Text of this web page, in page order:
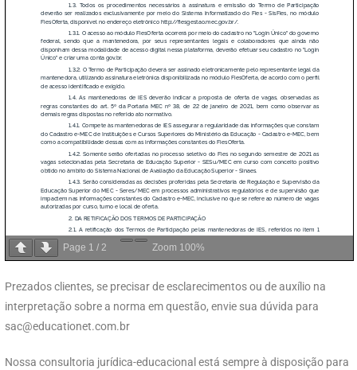
Page 1 / 2 Zoom 100%
Prezados clientes, se precisar de esclarecimentos ou de auxílio na
interpretação sobre a norma em questão, envie sua dúvida para
sac@educationet.com.br
Nossa consultoria jurídica-educacional está sempre à disposição para